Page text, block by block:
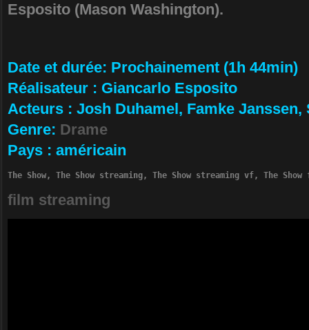
Esposito (Mason Washington).
Da­te et durée: Prochainement (1h 44min)
Ré­alisateur : Giancarlo Esposito
Ac­teurs : Josh Duhamel, Famke
Ge­nre: Drame
Pa­ys : américain
The Show, The Show streaming, The Show streaming vf, The
film streaming